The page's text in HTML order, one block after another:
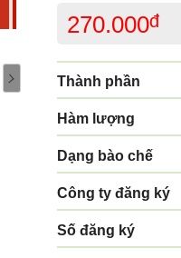
đánh giá
270.000đ
Thành phần
Hàm lượng
Dạng bào chế
Công ty đăng ký
Số đăng ký